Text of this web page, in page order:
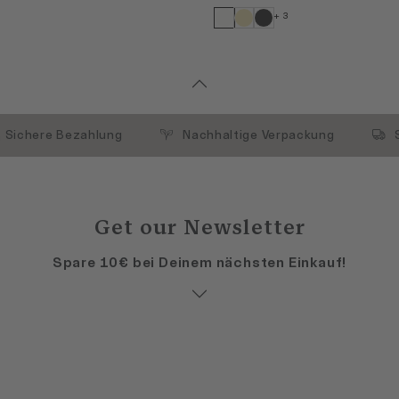
+ 3
Sichere Bezahlung Nachhaltige Verpackung
Get our Newsletter
Spare 10€ bei Deinem nächsten Einkauf!